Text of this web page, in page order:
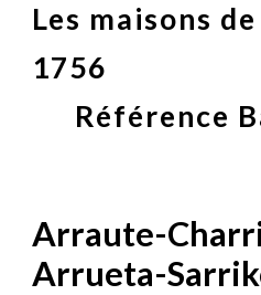
Les maisons
1756
Référence
Arraute-
Arrueta-